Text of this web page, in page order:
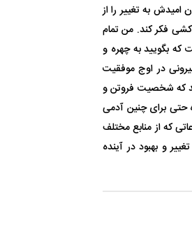
به تغییر را از
فکر کند. من تمام
که بگویید به چهره و
در اوج موفقیت
که شخصیت فروتن و
برای چنین آدمی
که از منابع مختلف
و بهبود در آینده
کلیدی
استقلال